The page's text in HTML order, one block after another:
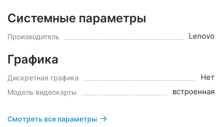
Системные параметры
Производитель Lenovo
Графика
Дискретная графика Нет
Модель видеокарты встроенная
Смотреть все параметры